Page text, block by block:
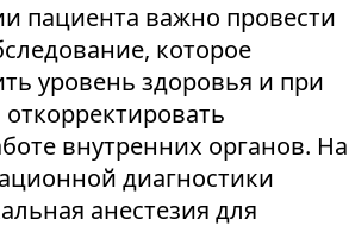
пациента важно провести
которое
уровень здоровья и при
внутренних органов. На
диагностики
анестезия для